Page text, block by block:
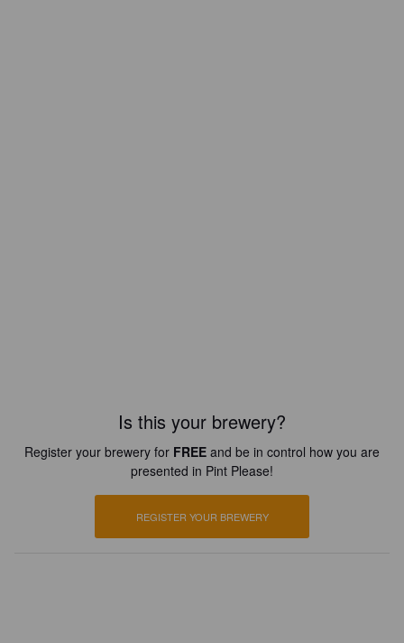
Is this your brewery?
Register your brewery for FREE and be in control how you are
presented in Pint Please!
REGISTER YOUR BREWERY